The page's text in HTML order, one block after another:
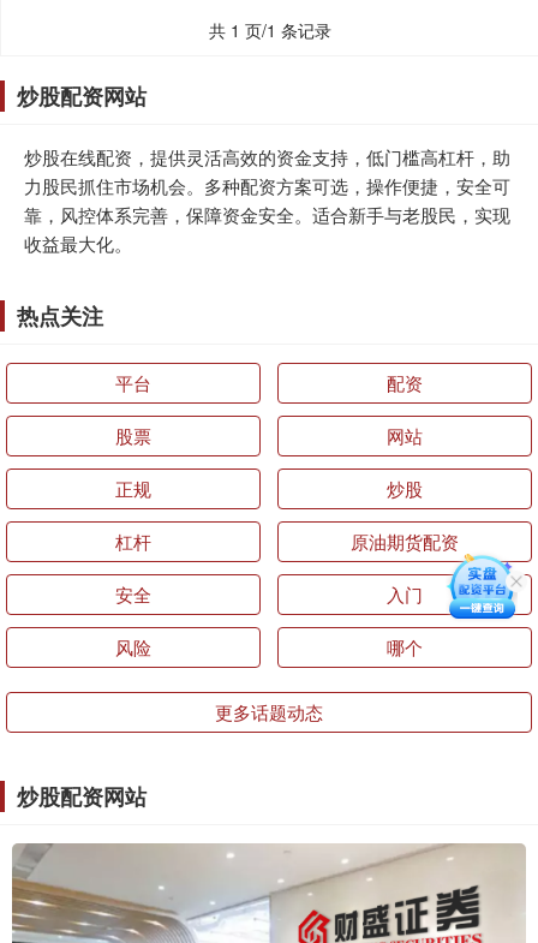
共 1 页/1 条记录
炒股配资网站
炒股在线配资，提供灵活高效的资金支持，低门槛高杠杆，助
力股民抓住市场机会。多种配资方案可选，操作便捷，安全可
靠，风控体系完善，保障资金安全。适合新手与老股民，实现
收益最大化。
热点关注
平台 配资
股票 网站
正规 炒股
杠杆 原油期货配资
安全 入门
风险 哪个
更多话题动态
炒股配资网站